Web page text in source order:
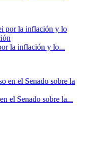
la inflación y lo...
el Senado sobre la...